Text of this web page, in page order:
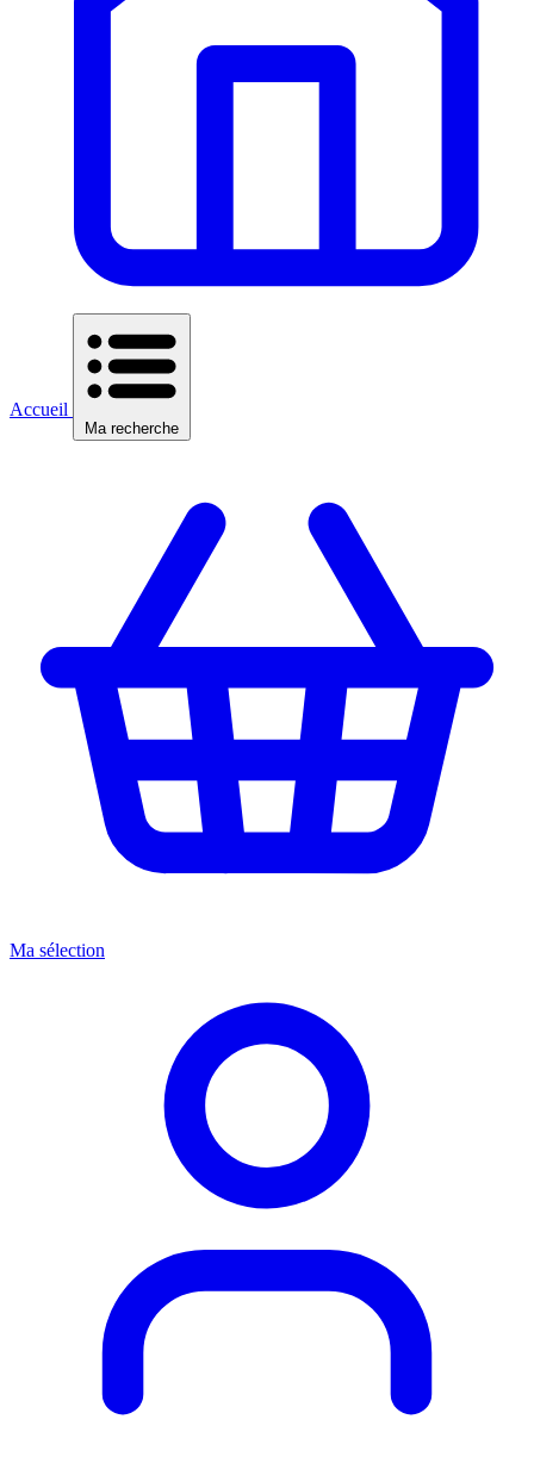
Accueil
Ma recherche
Ma sélection